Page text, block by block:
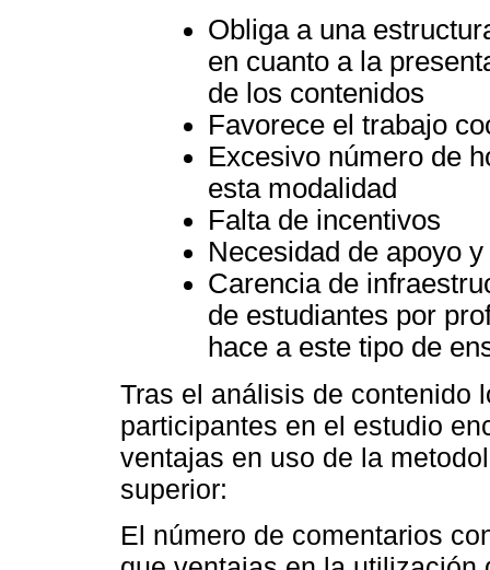
Obliga a una
en cuanto a la
de los contenidos
Favorece el trabajo
Excesivo número de
esta modalidad
Falta de incentivos
Necesidad de apoyo
Carencia de
de estudiantes por
hace a este tipo de
Tras el análisis de contenido
participantes en el estudio
ventajas en uso de la
superior:
El número de comentarios